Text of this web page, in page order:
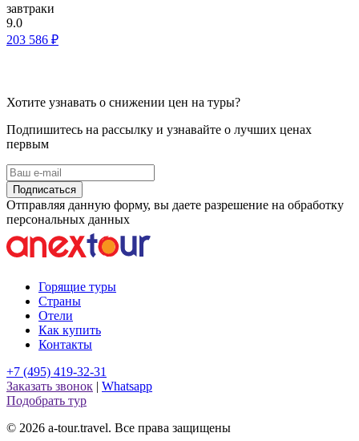
завтраки
9.0
203 586 ₽
Хотите узнавать о снижении цен на туры?
Подпишитесь на рассылку и узнавайте о лучших ценах
первым
Подписаться
Отправляя данную форму, вы даете разрешение на обработку
персональных данных
Горящие туры
Страны
Отели
Как купить
Контакты
+7 (495) 419-32-31
Заказать звонок | Whatsapp
Подобрать тур
© 2026 a-tour.travel. Все права защищены